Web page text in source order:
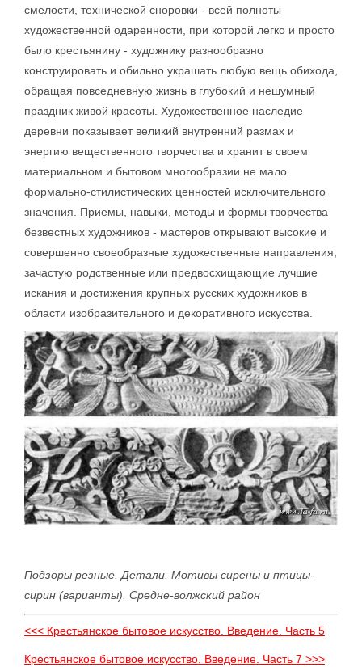
смелости, технической сноровки - всей полноты
художественной одаренности, при которой легко и просто
было крестьянину - художнику разнообразно
конструировать и обильно украшать любую вещь обихода,
обращая повседневную жизнь в глубокий и нешумный
праздник живой красоты. Художественное наследие
деревни показывает великий внутренний размах и
энергию вещественного творчества и хранит в своем
материальном и бытовом многообразии не мало
формально-стилистических ценностей исключительного
значения. Приемы, навыки, методы и формы творчества
безвестных художников - мастеров открывают высокие и
совершенно своеобразные художественные направления,
зачастую родственные или предвосхищающие лучшие
искания и достижения крупных русских художников в
области изобразительного и декоративного искусства.
Подзоры резные. Детали. Мотивы сирены и птицы-
сирин (варианты). Средне-волжский район
<<< Крестьянское бытовое искусство. Введение. Часть 5
Крестьянское бытовое искусство. Введение. Часть 7 >>>